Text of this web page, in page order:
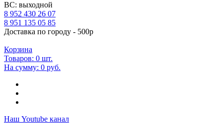
ВС: выходной
8 952 430 26 07
8 951 135 05 85
Доставка по городу - 500р
Корзина
Товаров: 0 шт.
На сумму: 0 руб.
Наш Youtube канал